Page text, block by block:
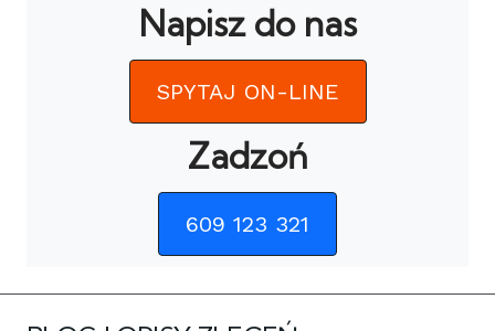
Napisz do nas
SPYTAJ ON-LINE
Zadzoń
609 123 321